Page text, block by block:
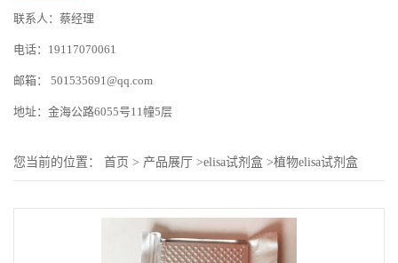
联系人：蔡经理
电话：19117070061
邮箱： 501535691@qq.com
地址：金海公路6055号11幢5层
您当前的位置： 首页 > 产品展厅 >elisa试剂盒 >植物elisa试剂盒